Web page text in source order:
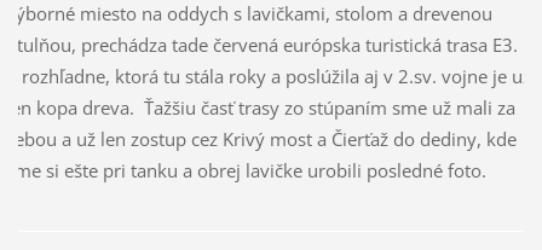
výborné miesto na oddych s lavičkami, stolom a drevenou
útulňou, prechádza tade červená európska turistická trasa E3.
Z rozhľadne, ktorá tu stála roky a poslúžila aj v 2.sv. vojne je už
len kopa dreva. Ťažšiu časť trasy zo stúpaním sme už mali za
sebou a už len zostup cez Krivý most a Čierťaž do dediny, kde
sme si ešte pri tanku a obrej lavičke urobili posledné foto.